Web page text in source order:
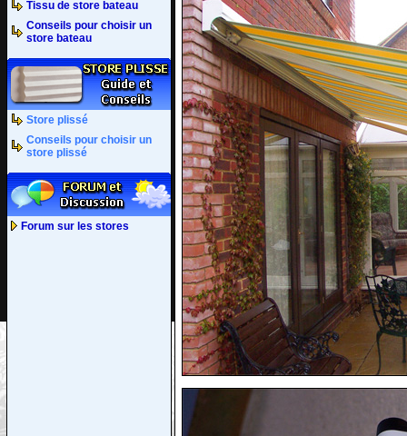
Tissu de store bateau
Conseils pour choisir un
store bateau
Store plissé
Conseils pour choisir un
store plissé
Forum sur les stores